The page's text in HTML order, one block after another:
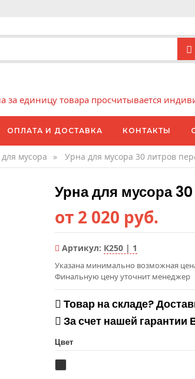
единицу товара просчитывается
ОПЛАТА И ДОСТАВКА КОНТАКТЫ
мусора » Урна для мусора 30 литров
Урна для мусора
от 2 020 руб.
Артикул: К250 | 1
Указана минимально возможная
Финальную цену уточнит менеджер
Товар на складе?
За счет нашей гарантии
Цвет